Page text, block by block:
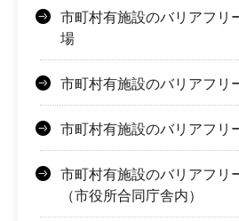
市町村有施設のバリアフ
場
市町村有施設のバリアフ
市町村有施設のバリアフ
市町村有施設のバリアフ
（市役所合同庁舎内）